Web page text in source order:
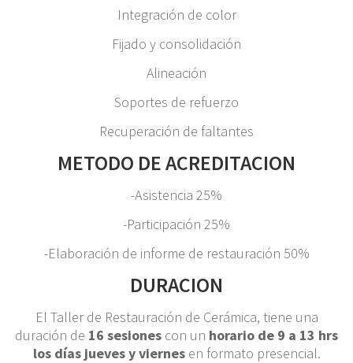
Integración de color
Fijado y consolidación
Alineación
Soportes de refuerzo
Recuperación de faltantes
METODO DE ACREDITACION
-Asistencia 25%
-Participación 25%
-Elaboración de informe de restauración 50%
DURACION
El Taller de Restauración de Cerámica, tiene una
duración de 16 sesiones con un horario de 9 a 13 hrs
los días jueves y viernesen formato presencial.